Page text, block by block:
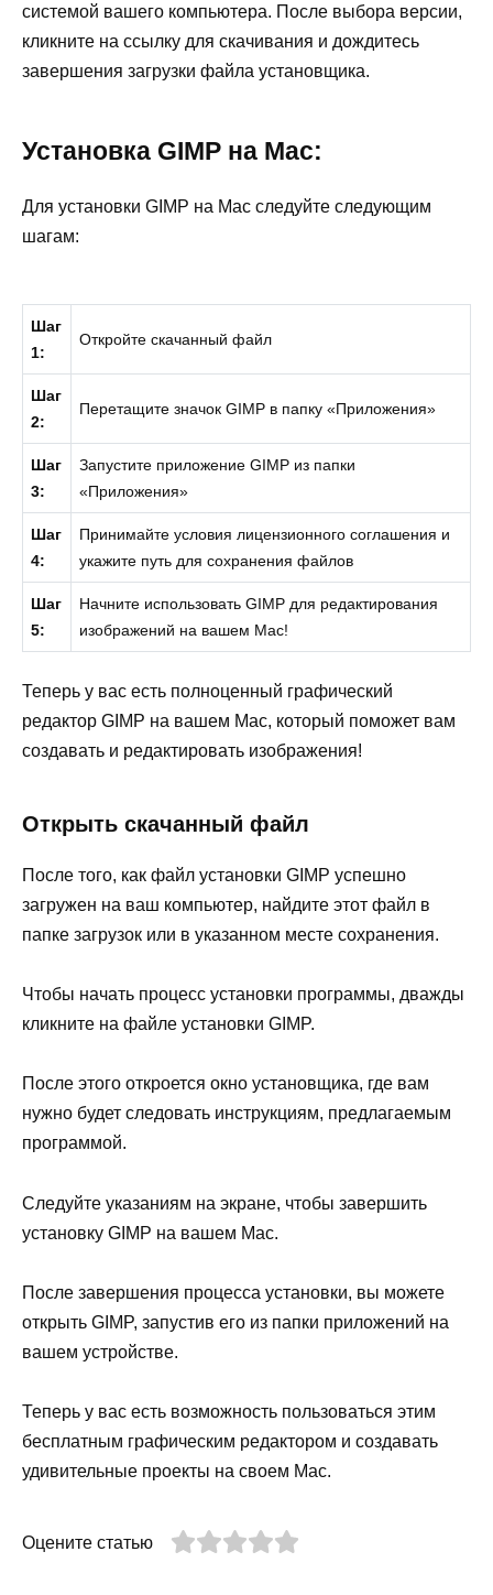
системой вашего компьютера. После выбора версии,
кликните на ссылку для скачивания и дождитесь
завершения загрузки файла установщика.
Установка GIMP на Mac:
Для установки GIMP на Mac следуйте следующим
шагам:
Шаг
1:
Откройте скачанный файл
Шаг
2:
Перетащите значок GIMP в папку «Приложения»
Шаг
3:
Запустите приложение GIMP из папки
«Приложения»
Шаг
4:
Принимайте условия лицензионного соглашения и
укажите путь для сохранения файлов
Шаг
5:
Начните использовать GIMP для редактирования
изображений на вашем Mac!
Теперь у вас есть полноценный графический
редактор GIMP на вашем Mac, который поможет вам
создавать и редактировать изображения!
Открыть скачанный файл
После того, как файл установки GIMP успешно
загружен на ваш компьютер, найдите этот файл в
папке загрузок или в указанном месте сохранения.
Чтобы начать процесс установки программы, дважды
кликните на файле установки GIMP.
После этого откроется окно установщика, где вам
нужно будет следовать инструкциям, предлагаемым
программой.
Следуйте указаниям на экране, чтобы завершить
установку GIMP на вашем Mac.
После завершения процесса установки, вы можете
открыть GIMP, запустив его из папки приложений на
вашем устройстве.
Теперь у вас есть возможность пользоваться этим
бесплатным графическим редактором и создавать
удивительные проекты на своем Mac.
Оцените статью